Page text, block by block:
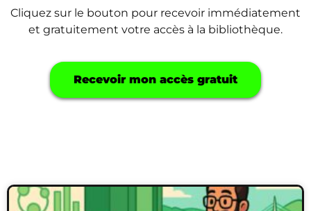
Cliquez sur le bouton pour recevoir immédiatement
et gratuitement votre accès à la bibliothèque.
Recevoir mon accès gratuit